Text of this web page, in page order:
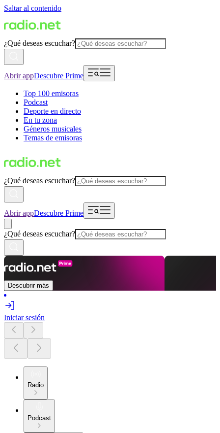
Saltar al contenido
¿Qué deseas escuchar?
Abrir appDescubre Prime
Top 100 emisoras
Podcast
Deporte en directo
En tu zona
Géneros musicales
Temas de emisoras
¿Qué deseas escuchar?
Abrir appDescubre Prime
¿Qué deseas escuchar?
Descubrir más
Iniciar sesión
Radio
Podcast